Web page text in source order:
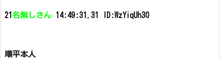
21 名無しさん 14:49:31.31 ID:WzYiqUh30
順平本人